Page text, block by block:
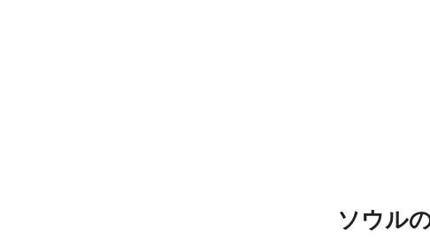
から少し離れ
ミアム宿泊施設 12年連続でスーパーホ
ソウル